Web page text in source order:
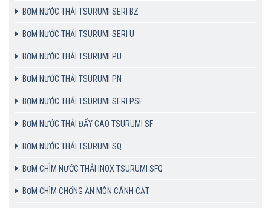
BƠM NƯỚC THẢI TSURUMI SERI BZ
BƠM NƯỚC THẢI TSURUMI SERI U
BƠM NƯỚC THẢI TSURUMI PU
BƠM NƯỚC THẢI TSURUMI PN
BƠM NƯỚC THẢI TSURUMI SERI PSF
BƠM NƯỚC THẢI ĐẨY CAO TSURUMI SF
BƠM NƯỚC THẢI TSURUMI SQ
BƠM CHÌM NƯỚC THẢI INOX TSURUMI SFQ
BƠM CHÌM CHỐNG ĂN MÒN CÁNH CẮT